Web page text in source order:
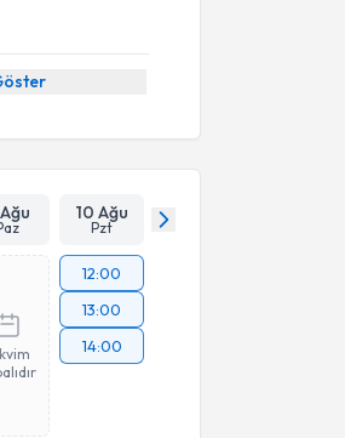
10 Ağu
Pzt
12:00
13:00
14:00